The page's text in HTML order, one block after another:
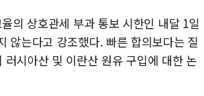
의 상호관세 부과 통보 시한인 내달 1일
않는다고 강조했다. 빠른 합의보다는 질
시아산 및 이란산 원유 구입에 대한 논